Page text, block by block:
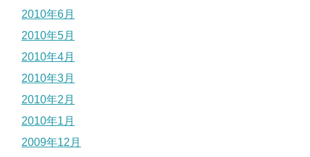
2010年6月
2010年5月
2010年4月
2010年3月
2010年2月
2010年1月
2009年12月